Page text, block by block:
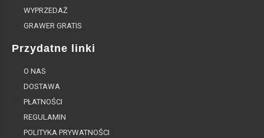
WYPRZEDAŻ
GRAWER GRATIS
Przydatne linki
O NAS
DOSTAWA
PŁATNOŚCI
REGULAMIN
POLITYKA PRYWATNOŚCI